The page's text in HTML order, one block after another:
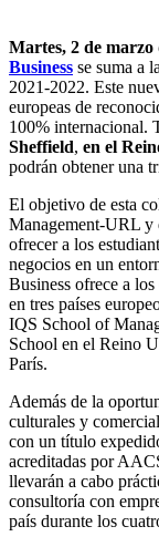
Martes, 2 de marzo
Business se suma a
2021-2022. Este
europeas de
100% internacional.
Sheffield, en el
podrán obtener una
El objetivo de esta
Management-URL y
ofrecer a los
negocios en un
Business ofrece a
en tres países
IQS School of
School en el Reino
París.
Además de la
culturales y
con un título
acreditadas por
llevarán a cabo
consultoría con
país durante los